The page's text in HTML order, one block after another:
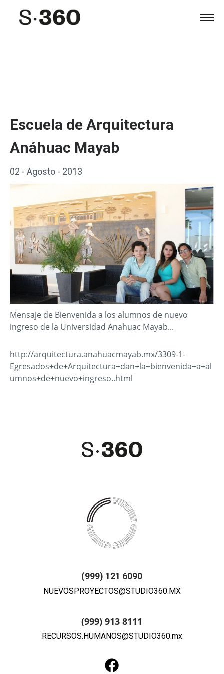
Escuela de Arquitectura
Anáhuac Mayab
02 - Agosto - 2013
Mensaje de Bienvenida a los alumnos de nuevo
ingreso de la Universidad Anahuac Mayab...
http://arquitectura.anahuacmayab.mx/3309-1-
Egresados+de+Arquitectura+dan+la+bienvenida+a+al
umnos+de+nuevo+ingreso..html
(999) 121 6090
NUEVOSPROYECTOS@STUDIO360.MX
(999) 913 8111
RECURSOS.HUMANOS@STUDIO360.mx